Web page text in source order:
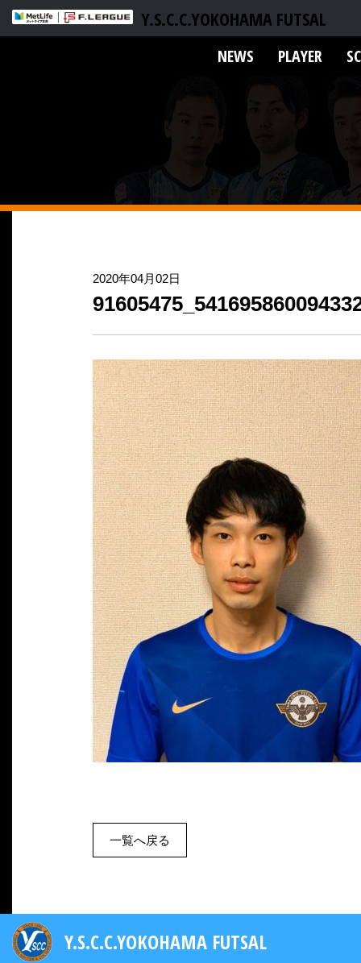
Y.S.C.C.YOKOHAMA FUTSAL
NEWS PLAYER
2020年04月02日
一覧へ戻る
Y.S.C.C.YOKOHAMA FUTSAL